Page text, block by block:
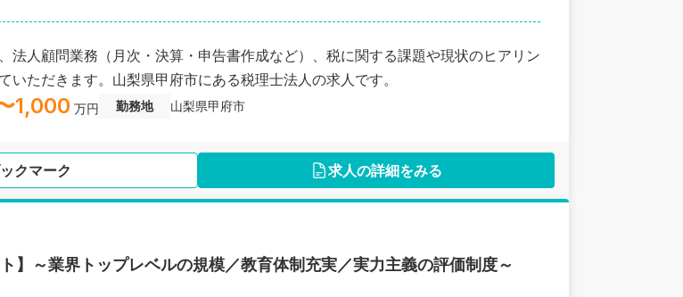
法人顧問業務（月次・決算・申告書作成など）、税に関する課題や現状のヒアリン
いただきます。山梨県甲府市にある税理士法人の求人です。
1,000 万円 勤務地 山梨県甲府市
クマーク 求人の詳細をみる
ト】～業界トップレベルの規模／教育体制充実／実力主義の評価制度～